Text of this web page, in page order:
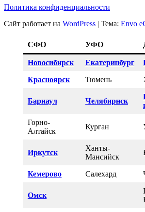
Политика конфиденциальности
Сайт работает на WordPress | Тема: Envo
СФО УФО
Новосибирск Екатеринбург
Красноярск Тюмень
Барнаул Челябирнск
Горно-
Алтайск
Курган
Иркутск
Ханты-
Мансийск
Кемерово Салехард
Омск